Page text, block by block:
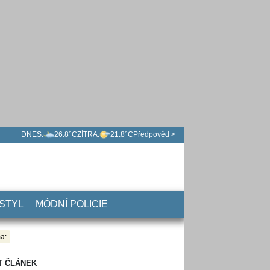
DNES: 26.8°CZÍTRA: 21.8°C Předpověd >
MÓDNÍ POLICIE
ČLÁNEK